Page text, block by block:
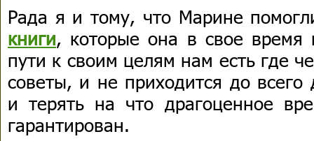
Рада я и тому, что Марине
книги, которые она в свое время
пути к своим целям нам есть где
советы, и не приходится до всего
и терять на что драгоценное
гарантирован.